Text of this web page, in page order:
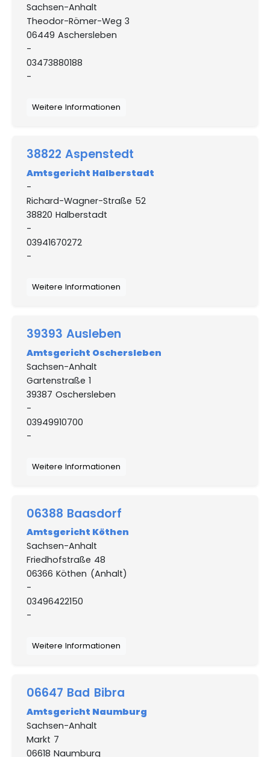
Sachsen-Anhalt
Theodor-Römer-Weg 3
06449 Aschersleben
-
03473880188
-
Weitere Informationen
38822 Aspenstedt
Amtsgericht Halberstadt
-
Richard-Wagner-Straße 52
38820 Halberstadt
-
03941670272
-
Weitere Informationen
39393 Ausleben
Amtsgericht Oschersleben
Sachsen-Anhalt
Gartenstraße 1
39387 Oschersleben
-
03949910700
-
Weitere Informationen
06388 Baasdorf
Amtsgericht Köthen
Sachsen-Anhalt
Friedhofstraße 48
06366 Köthen (Anhalt)
-
03496422150
-
Weitere Informationen
06647 Bad Bibra
Amtsgericht Naumburg
Sachsen-Anhalt
Markt 7
06618 Naumburg